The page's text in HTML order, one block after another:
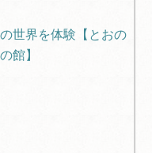
世界を体験【とおの
館】